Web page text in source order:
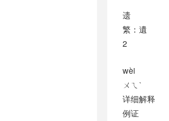
遗
繁：遺
2
wèi
ㄨㄟˋ
详细解释
例证